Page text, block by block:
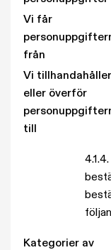
Vi får
från
Vi tillhandahåller
eller överför
till
4.1.4.
Kategorier av